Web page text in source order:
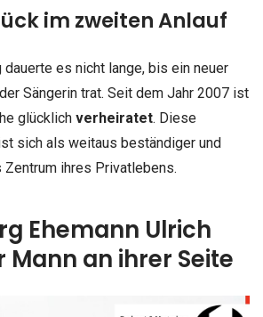
im zweiten Anlauf
dauerte es nicht lange, bis ein neuer
Sängerin trat. Seit dem Jahr 2007 ist
glücklich verheiratet. Diese
sich als weitaus beständiger und
ihres Privatlebens.
Ehemann Ulrich
Mann an ihrer Seite